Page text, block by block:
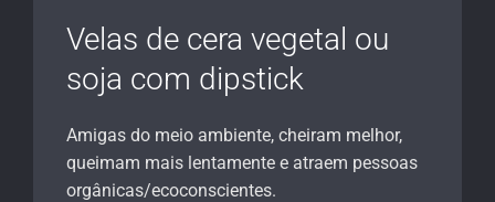
Velas de cera vegetal ou
soja com dipstick
Amigas do meio ambiente, cheiram melhor,
queimam mais lentamente e atraem pessoas
orgânicas/ecoconscientes.